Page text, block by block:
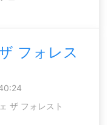
フォレス
ザ フォレスト